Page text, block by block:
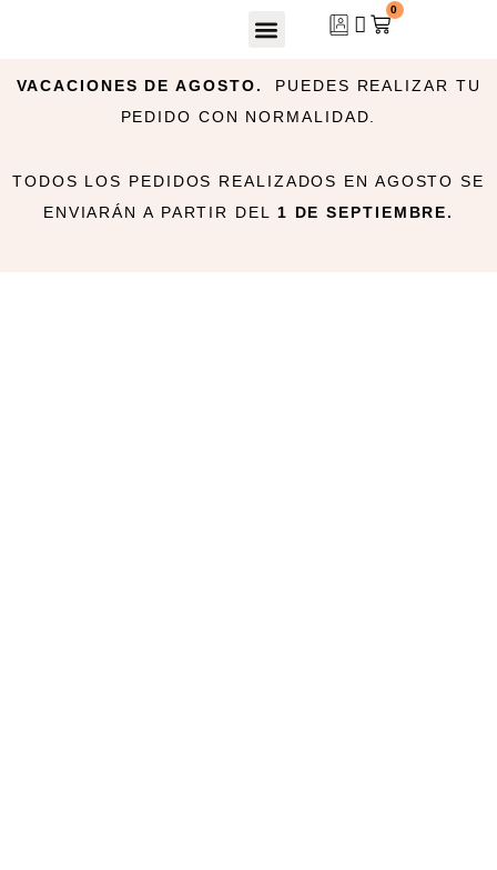
0
VACACIONES DE AGOSTO. PUEDES REALIZAR TU
PEDIDO CON NORMALIDAD.
TODOS LOS PEDIDOS REALIZADOS EN AGOSTO SE
ENVIARÁN A PARTIR DEL 1 DE SEPTIEMBRE.